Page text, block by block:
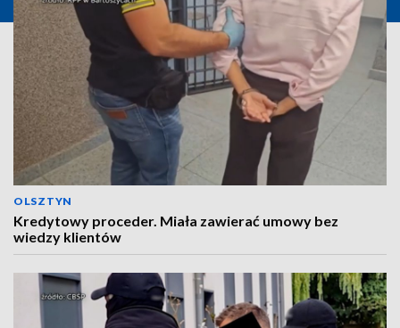
OLSZTYN
Kredytowy proceder. Miała zawierać umowy bez
wiedzy klientów